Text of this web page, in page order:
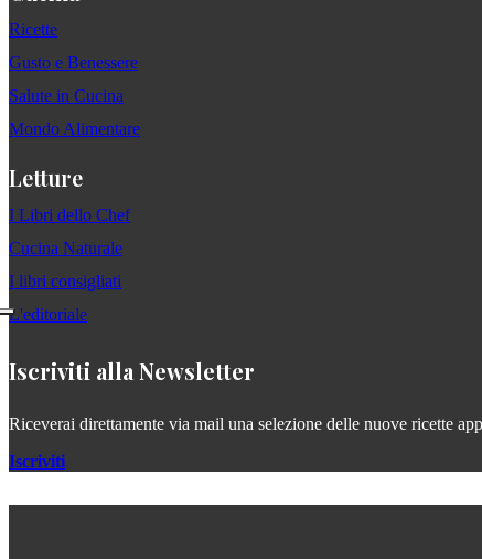
Ricette
Gusto e Benessere
Salute in Cucina
Mondo Alimentare
Letture
I Libri dello Chef
Cucina Naturale
I libri consigliati
L'editoriale
Iscriviti alla Newsletter
Riceverai direttamente via mail una selezione delle nuove ricette
Iscriviti